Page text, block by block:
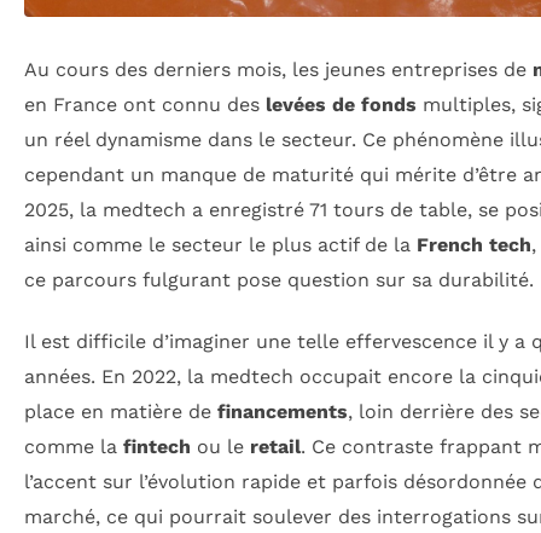
Au cours des derniers mois, les jeunes entreprises de
en France ont connu des levées de fonds multiples,
un réel dynamisme dans le secteur. Ce phénomène
cependant un manque de maturité qui mérite d’être
2025, la medtech a enregistré 71 tours de table, se
ainsi comme le secteur le plus actif de la French tech
ce parcours fulgurant pose question sur sa durabilité.
Il est difficile d’imaginer une telle effervescence il y a
années. En 2022, la medtech occupait encore la
place en matière de financements, loin derrière des
comme la fintech ou le retail. Ce contraste frappant
l’accent sur l’évolution rapide et parfois désordonnée
marché, ce qui pourrait soulever des interrogations